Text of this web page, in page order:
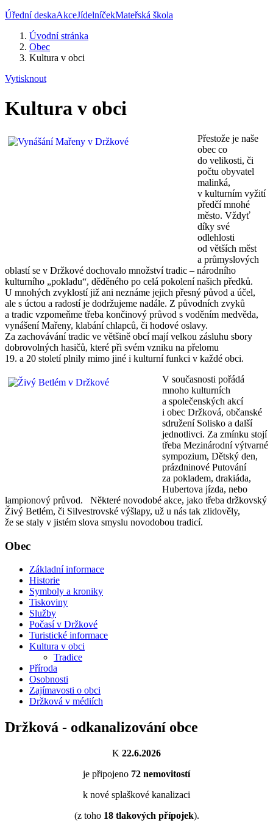
Úřední deskaAkceJídelníčekMateřská škola
Úvodní stránka
Obec
Kultura v obci
Vytisknout
Kultura v obci
Přestože je naše
obec co
do velikosti, či
počtu obyvatel
malinká,
v kulturním vyžití
předčí mnohé
město. Vždyť
díky své
odlehlosti
od větších měst
a průmyslových
oblastí se v Držkové dochovalo množství tradic – národního
kulturního „pokladu“, děděného po celá pokolení našich předků.
U mnohých zvyklostí již ani neznáme jejich přesný původ a účel,
ale s úctou a radostí je dodržujeme nadále. Z původních zvyků
a tradic vzpomeňme třeba končinový průvod s voděním medvěda,
vynášení Mařeny, klabání chlapců, či hodové oslavy.
Za zachovávání tradic ve většině obcí mají velkou zásluhu sbory
dobrovolných hasičů, které při svém vzniku na přelomu
19. a 20 století plnily mimo jiné i kulturní funkci v každé obci.
V současnosti pořádá
mnoho kulturních
a společenských akcí
i obec Držková, občanské
sdružení Solisko a další
jednotlivci. Za zmínku stojí
třeba Mezinárodní výtvarné
sympozium, Dětský den,
prázdninové Putování
za pokladem, drakiáda,
Hubertova jízda, nebo
lampionový průvod. Některé novodobé akce, jako třeba držkovský
Živý Betlém, či Silvestrovské výšlapy, už u nás tak zlidověly,
že se staly v jistém slova smyslu novodobou tradicí.
Obec
Základní informace
Historie
Symboly a kroniky
Tiskoviny
Služby
Počasí v Držkové
Turistické informace
Kultura v obci
Tradice
Příroda
Osobnosti
Zajímavosti o obci
Držková v médiích
Držková - odkanalizování obce
K 22.6.2026
je připojeno 72 nemovitostí
k nové splaškové kanalizaci
(z toho 18tlakových přípojek).